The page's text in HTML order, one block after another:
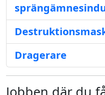
Dragerare
Jobben där du